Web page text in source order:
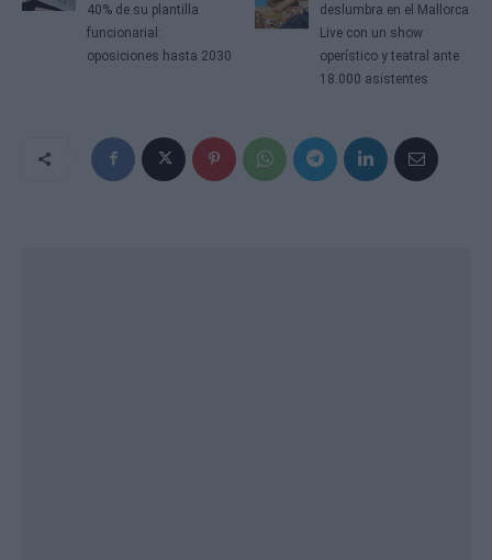
40% de su plantilla
funcionarial:
oposiciones hasta 2030
deslumbra en el Mallorca
Live con un show
operístico y teatral ante
18.000 asistentes